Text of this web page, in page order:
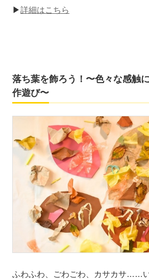
▶詳細はこちら
落ち葉を飾ろう！〜色々な感触
作遊び〜
ふわふわ、ごわごわ、カサカサ……